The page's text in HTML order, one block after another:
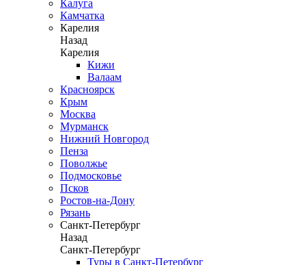
Калуга
Камчатка
Карелия
Назад
Карелия
Кижи
Валаам
Красноярск
Крым
Москва
Мурманск
Нижний Новгород
Пенза
Поволжье
Подмосковье
Псков
Ростов-на-Дону
Рязань
Санкт-Петербург
Назад
Санкт-Петербург
Туры в Санкт-Петербург